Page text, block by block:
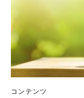
コンテンツ